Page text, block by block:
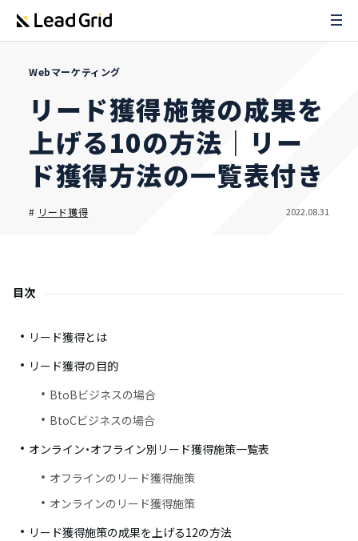
Webマーケティング
リード獲得施策の成果を
上げる10の方法｜リー
ド獲得方法の一覧表付き
# リード獲得 2022.08.31
目次
リード獲得とは
リード獲得の目的
BtoBビジネスの場合
BtoCビジネスの場合
オンライン・オフライン別リード獲得施策一覧表
オフラインのリード獲得施策
オンラインのリード獲得施策
リード獲得施策の成果を上げる12の方法